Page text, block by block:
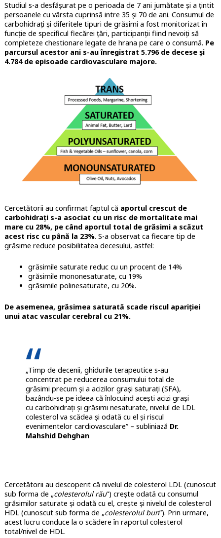
Studiul s-a desfășurat pe o perioada de 7 ani jumătate și a țintit
persoanele cu vârsta cuprinsă intre 35 și 70 de ani. Consumul de
carbohidrați și diferitele tipuri de grăsimi a fost monitorizat în
funcție de specificul fiecărei țări, participanții fiind nevoiți să
completeze chestionare legate de hrana pe care o consumă. Pe
parcursul acestor ani s-au înregistrat 5.796 de decese și
4.784 de episoade cardiovasculare majore.
Cercetătorii au confirmat faptul că aportul crescut de
carbohidrați s-a asociat cu un risc de mortalitate mai
mare cu 28%, pe când aportul total de grăsimi a scăzut
acest risc cu până la 23%. S-a observat ca fiecare tip de
grăsime reduce posibilitatea decesului, astfel:
grăsimile saturate reduc cu un procent de 14%
grăsimile mononesaturate, cu 19%
grăsimile polinesaturate, cu 20%.
De asemenea, grăsimea saturată scade riscul apariției
unui atac vascular cerebral cu 21%.
„Timp de decenii, ghidurile terapeutice s-au
concentrat pe reducerea consumului total de
grăsimi precum și a acizilor grași saturați (SFA),
bazându-se pe ideea că înlocuind acești acizi grași
cu carbohidrați și grăsimi nesaturate, nivelul de LDL
colesterol va scădea și odată cu el și riscul
evenimentelor cardiovasculare” – subliniază Dr.
Mahshid Dehghan
Cercetătorii au descoperit că nivelul de colesterol LDL (cunoscut
sub forma de „colesterolul rău”) crește odată cu consumul
grăsimilor saturate și odată cu el, crește și nivelul de colesterol
HDL (cunoscut sub forma de „colesterolul bun”). Prin urmare,
acest lucru conduce la o scădere în raportul colesterol
total/nivel de HDL.